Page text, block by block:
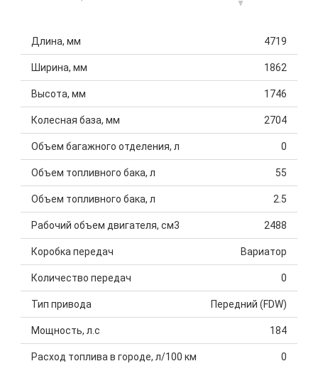
Длина, мм 4719
Ширина, мм 1862
Высота, мм 1746
Колесная база, мм 2704
Объем багажного отделения, л 0
Объем топливного бака, л 55
Объем топливного бака, л 2.5
Рабочий объем двигателя, см3 2488
Коробка передач Вариатор
Количество передач 0
Тип привода Передний (FDW)
Мощность, л.с 184
Расход топлива в городе, л/100 км 0